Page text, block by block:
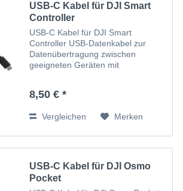
USB-C Kabel für DJI Smart
Controller
USB-C Kabel für DJI Smart
Controller USB-Datenkabel zur
Datenübertragung zwischen
geeigneten Geräten mit
steckerVersorgungsspannung über
8,50 € *
Vergleichen Merken
USB-C Kabel für DJI Osmo
Pocket